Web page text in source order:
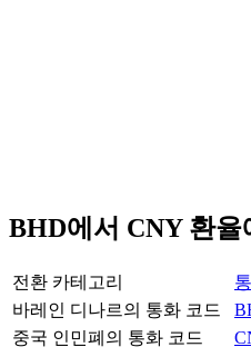
BHD에서 CNY 환
전환 카테고리
바레인 디나르의 통화 코드
중국 인민폐의 통화 코드